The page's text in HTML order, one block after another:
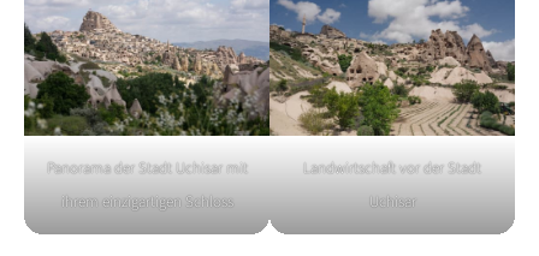
Panorama der Stadt Uchisar mit
ihrem einzigartigen Schloss
Landwirtschaft vor der Stadt
Uchisar